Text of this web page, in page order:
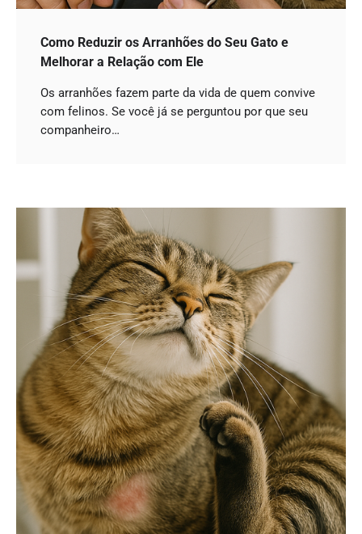
Como Reduzir os Arranhões do Seu Gato e
Melhorar a Relação com Ele
Os arranhões fazem parte da vida de quem convive
com felinos. Se você já se perguntou por que seu
companheiro…